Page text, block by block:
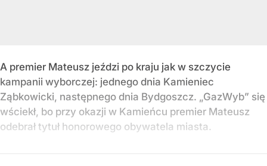
A premier Mateusz jeździ po kraju jak w szczycie
kampanii wyborczej: jednego dnia Kamieniec
Ząbkowicki, następnego dnia Bydgoszcz. „GazWyb” się
wściekł, bo przy okazji w Kamieńcu premier Mateusz
odebrał tytuł honorowego obywatela miasta.